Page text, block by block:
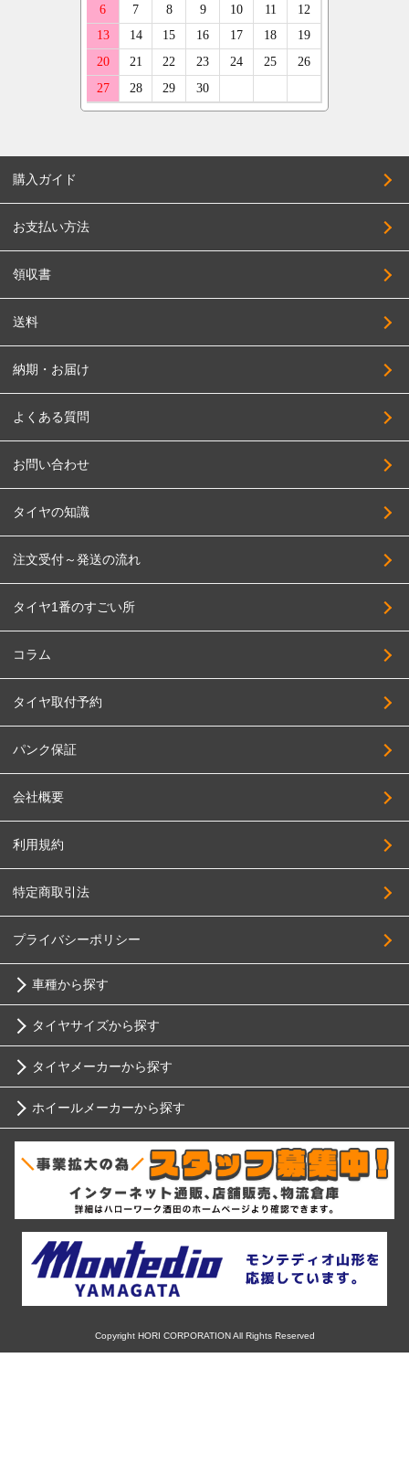
購入ガイド
お支払い方法
領収書
送料
納期・お届け
よくある質問
お問い合わせ
タイヤの知識
注文受付～発送の流れ
タイヤ1番のすごい所
コラム
タイヤ取付予約
パンク保証
会社概要
利用規約
特定商取引法
プライバシーポリシー
車種から探す
トヨタ
ニッサン
スバル
マツダ
ミツビシ
タイヤサイズから探す
10インチ
12インチ
14インチ
15インチ
タイヤメーカーから探す
ブリヂストン
ミシュラン
ヨコハマ
ダンロップ
ホイールメーカーから探す
RIH
Advanti Racing
Copyright HORI CORPORATION All Rights Reserved